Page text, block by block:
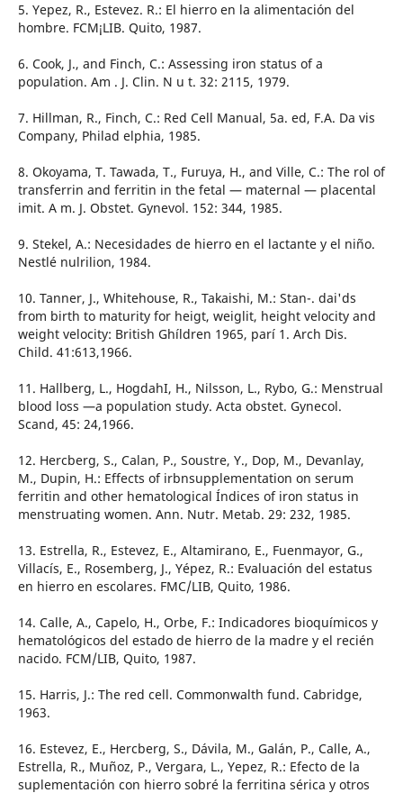
5. Yepez, R., Estevez. R.: El hierro en la alimentación del
hombre. FCM¡LIB. Quito, 1987.
6. Cook, J., and Finch, C.: Assessing iron status of a
population. Am . J. Clin. N u t. 32: 2115, 1979.
7. Hillman, R., Finch, C.: Red Cell Manual, 5a. ed, F.A. Da vis
Company, Philad elphia, 1985.
8. Okoyama, T. Tawada, T., Furuya, H., and Ville, C.: The rol of
transferrin and ferritin in the fetal — maternal — placental
imit. A m. J. Obstet. Gynevol. 152: 344, 1985.
9. Stekel, A.: Necesidades de hierro en el lactante y el niño.
Nestlé nulrilion, 1984.
10. Tanner, J., Whitehouse, R., Takaishi, M.: Stan-. dai'ds
from birth to maturity for heigt, weiglit, height velocity and
weight velocity: British Ghíldren 1965, parí 1. Arch Dis.
Child. 41:613,1966.
11. Hallberg, L., HogdahI, H., Nilsson, L., Rybo, G.: Menstrual
blood loss —a population study. Acta obstet. Gynecol.
Scand, 45: 24,1966.
12. Hercberg, S., Calan, P., Soustre, Y., Dop, M., Devanlay,
M., Dupin, H.: Effects of irbnsupplementation on serum
ferritin and other hematological Índices of iron status in
menstruating women. Ann. Nutr. Metab. 29: 232, 1985.
13. Estrella, R., Estevez, E., Altamirano, E., Fuenmayor, G.,
Villacís, E., Rosemberg, J., Yépez, R.: Evaluación del estatus
en hierro en escolares. FMC/LIB, Quito, 1986.
14. Calle, A., Capelo, H., Orbe, F.: Indicadores bioquímicos y
hematológicos del estado de hierro de la madre y el recién
nacido. FCM/LIB, Quito, 1987.
15. Harris, J.: The red cell. Commonwalth fund. Cabridge,
1963.
16. Estevez, E., Hercberg, S., Dávila, M., Galán, P., Calle, A.,
Estrella, R., Muñoz, P., Vergara, L., Yepez, R.: Efecto de la
suplementación con hierro sobré la ferritina sérica y otros